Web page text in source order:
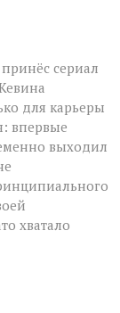
сериал
для карьеры
впервые
выходил
хватало